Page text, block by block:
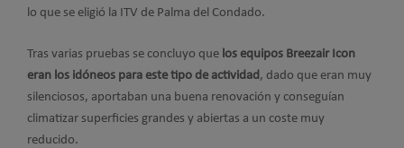
lo que se eligió la ITV de Palma del Condado.
Tras varias pruebas se concluyo que los equipos Breezair Icon
eran los idóneos para este tipo de actividad, dado que eran muy
silenciosos, aportaban una buena renovación y conseguían
climatizar superficies grandes y abiertas a un coste muy
reducido.